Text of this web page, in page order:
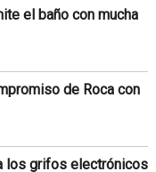
el baño con mucha
de Roca con
los grifos electrónicos